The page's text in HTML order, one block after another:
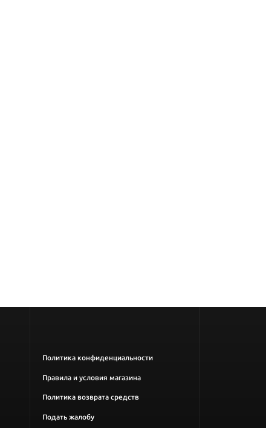
Политика конфиденциальности
Правила и условия магазина
Политика возврата средств
Подать жалобу